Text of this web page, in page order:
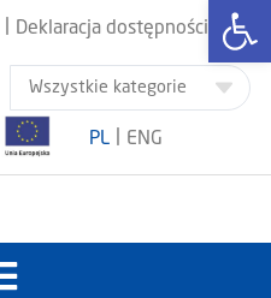
Deklaracja dostępności
PL ENG